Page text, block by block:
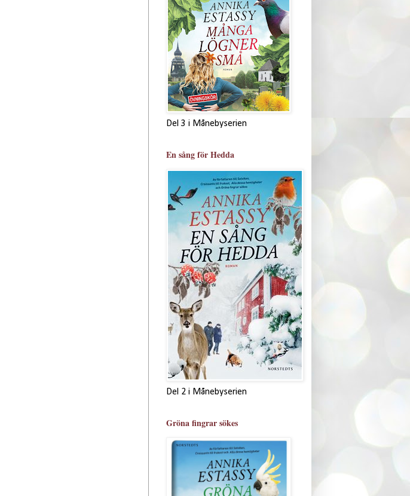
Del 3 i Månebyserien
En sång för Hedda
Del 2 i Månebyserien
Gröna fingrar sökes